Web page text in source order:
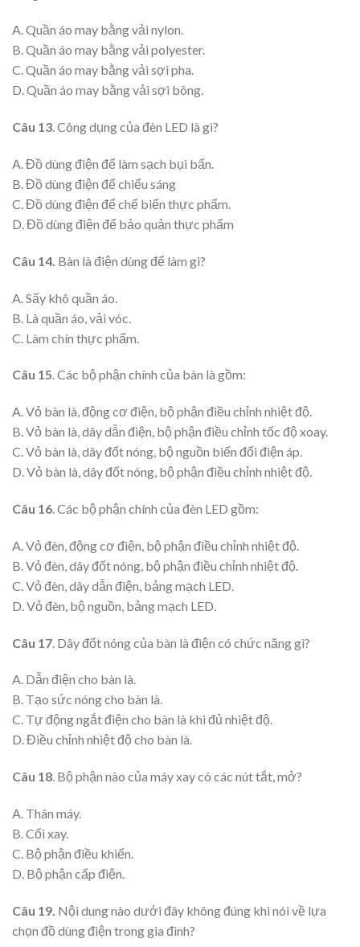
A. Quần áo may bằng vải nylon.
B. Quần áo may bằng vải polyester.
C. Quần áo may bằng vải sợi pha.
D. Quần áo may bằng vải sợi bông.
Câu 13. Công dụng của đèn LED là gì?
A. Đồ dùng điện để làm sạch bụi bẩn.
B. Đồ dùng điện để chiếu sáng
C. Đồ dùng điện để chế biến thực phẩm.
D. Đồ dùng điện để bảo quản thực phẩm
Câu 14. Bàn là điện dùng để làm gì?
A. Sấy khô quần áo.
B. Là quần áo, vải vóc.
C. Làm chín thực phẩm.
Câu 15. Các bộ phận chính của bàn là gồm:
A. Vỏ bàn là, động cơ điện, bộ phận điều chỉnh nhiệt độ.
B. Vỏ bàn là, dây dẫn điện, bộ phận điều chỉnh tốc độ xoay.
C. Vỏ bàn là, dây đốt nóng, bộ nguồn biến đổi điện áp.
D. Vỏ bàn là, dây đốt nóng, bộ phận điều chỉnh nhiệt độ.
Câu 16. Các bộ phận chính của đèn LED gồm:
A. Vỏ đèn, động cơ điện, bộ phận điều chỉnh nhiệt độ.
B. Vỏ đèn, dây đốt nóng, bộ phận điều chỉnh nhiệt độ.
C. Vỏ đèn, dây dẫn điện, bảng mạch LED.
D. Vỏ đèn, bộ nguồn, bảng mạch LED.
Câu 17 . Dây đốt nóng của bàn là điện có chức năng gì?
A. Dẫn điện cho bàn là.
B. Tạo sức nóng cho bàn là.
C. Tự động ngắt điện cho bàn là khi đủ nhiệt độ.
D. Điều chỉnh nhiệt độ cho bàn là.
Câu 18. Bộ phận nào của máy xay có các nút tắt, mở?
A. Thân máy.
B. Cối xay.
C. Bộ phận điều khiển.
D. Bộ phận cấp điện.
Câu 19. Nội dung nào dưới đây không đúng khi nói về lựa
chọn đồ dùng điện trong gia đình?